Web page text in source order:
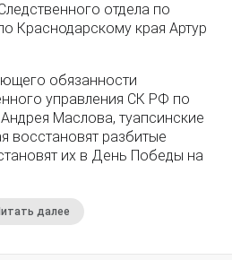
отдела по
Краснодарскому края Артур
обязанности
управления СК РФ по
Маслова, туапсинские
восстановят разбитые
их в День Победы на
далее